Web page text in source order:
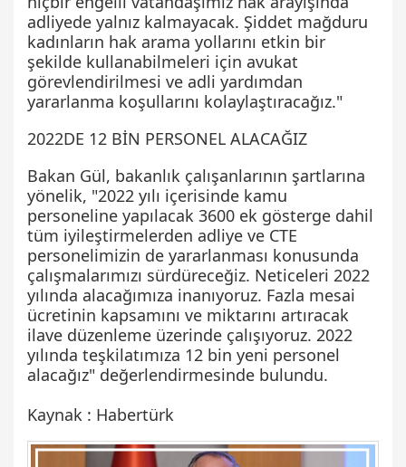
adliyede yalnız kalmayacak. Şiddet mağduru
kadınların hak arama yollarını etkin bir
şekilde kullanabilmeleri için avukat
görevlendirilmesi ve adli yardımdan
yararlanma koşullarını kolaylaştıracağız."
2022DE 12 BİN PERSONEL ALACAĞIZ
Bakan Gül, bakanlık çalışanlarının şartlarına
yönelik, "2022 yılı içerisinde kamu
personeline yapılacak 3600 ek gösterge dahil
tüm iyileştirmelerden adliye ve CTE
personelimizin de yararlanması konusunda
çalışmalarımızı sürdüreceğiz. Neticeleri 2022
yılında alacağımıza inanıyoruz. Fazla mesai
ücretinin kapsamını ve miktarını artıracak
ilave düzenleme üzerinde çalışıyoruz. 2022
yılında teşkilatımıza 12 bin yeni personel
alacağız" değerlendirmesinde bulundu.
Kaynak : Habertürk